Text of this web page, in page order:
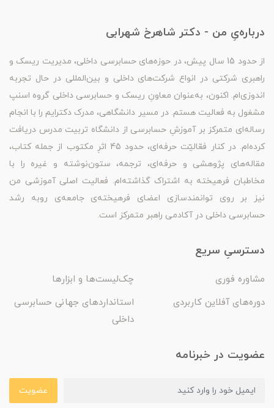
درباره‌یِ من - دکتر شاهرخ شهرابی
از حدود 15 سال پیش، در حوزه‌های حسابرسی داخلی، مدیریت ریسک و
راهبری شرکتی در انواع شرکت‌های داخلی و بین‌المللی در حال تجربه
اندوزی‌ام. اکنون، به‌عنوان معاونِ ریسک و حسابرسی داخلی گروه اسنپ
مشغول به فعالیت هستم. در مسیر دانشگاهی، مدرک دکترایم را با انجام
رساله‌ای متمرکز بر آموزشِ حسابرسی از دانشگاه تربیت مدرس دریافت
کرده‌ام. در کنار فعّالیّت حرفه‌ای، حدود 45 اثرِ مکتوب از جمله کتاب،
مقاله‌های پژوهشی و حرفه‌ای، ترجمه، ستون‌نوشته و غیره را با
مخاطبان فرهیخته به اشتراک گذاشته‌ام. فعالیت اصلی آموزشی من
نیز بر روی توانمندسازی اعضای فرهیخته‌ی جامعه‌ی روبه رشد
حسابرسی داخلی در آکادمی راهبر متمرکز است.
دسترسیِ سریع
مشاوره فوری
چک‌لیست‌ها و ابزارها
دوره‌های آفلاین کاربردی
استانداردهای جهانی حسابرسی
داخلی
عضویت در خبرنامه
عضویت